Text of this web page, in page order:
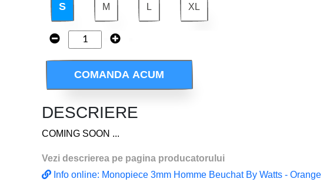
S M L XL
COMANDA ACUM
DESCRIERE
COMING SOON ...
Vezi descrierea pe pagina producatorului
Info online: Monopiece 3mm Homme Beuchat By Watts - Orange